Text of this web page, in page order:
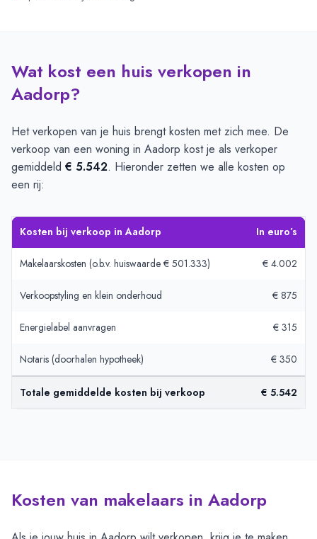
Wat kost een huis verkopen in
Aadorp?
Het verkopen van je huis brengt kosten met zich mee. De
verkoop van een woning in Aadorp kost je als verkoper
gemiddeld € 5.542. Hieronder zetten we alle kosten op
een rij:
Kosten bij verkoop in Aadorp In euro’s
Makelaarskosten (o.b.v. huiswaarde € 501.333) € 4.002
Verkoopstyling en klein onderhoud € 875
Energielabel aanvragen € 315
Notaris (doorhalen hypotheek) € 350
Totale gemiddelde kosten bij verkoop € 5.542
Kosten van makelaars in Aadorp